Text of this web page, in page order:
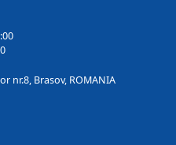
nr.8, Brasov, ROMANIA